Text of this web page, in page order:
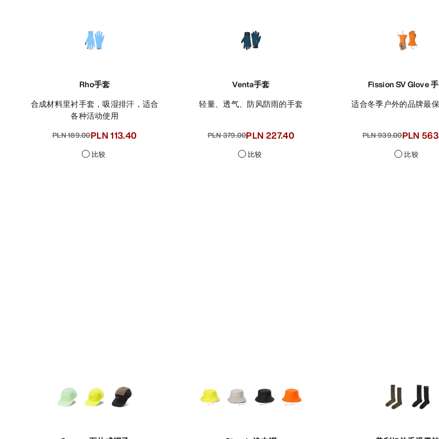
Rho手套
合成材料里衬手套，吸湿排汗，适合
各种活动使用
PLN 189.00PLN 113.40
比较
Venta手套
轻量、透气、防风防雨的手套
PLN 379.00PLN 227.40
比较
Fission SV Glove
适合冬季户外的品牌最
PLN 939.00PLN
比较